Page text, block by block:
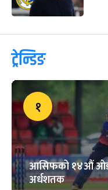
ट्रेन्डिङ
१
आसिफको १४औं
अर्धशतक